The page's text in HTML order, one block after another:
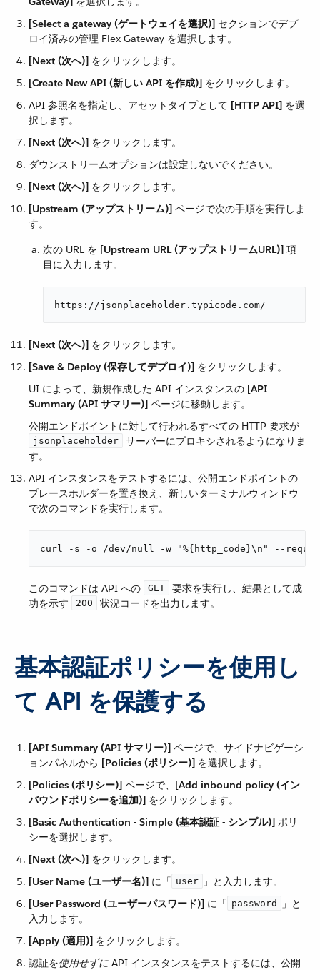
[Select a gateway (ゲートウェイを選択)] ​ セクションでデプ
ロイ済みの管理 Flex Gateway を選択します。
[Next (次へ)] ​ をクリックします。
[Create New API (新しい API を作成)] ​ をクリックします。
API 参照名を指定し、アセットタイプとして ​ [HTTP API] ​ を選
択します。
[Next (次へ)] ​ をクリックします。
ダウンストリームオプションは設定しないでください。
[Next (次へ)] ​ をクリックします。
[Upstream (アップストリーム)] ​ ページで次の手順を実行しま
す。
次の URL を ​ [Upstream URL (アップストリームURL)] ​ 項
目に入力します。
https://jsonplaceholder.typicode.com/
[Next (次へ)] ​ をクリックします。
[Save & Deploy (保存してデプロイ)] ​ をクリックします。
UI によって、新規作成した API インスタンスの ​ [API
Summary (API サマリー)] ​ ページに移動します。
公開エンドポイントに対して行われるすべての HTTP 要求が ​
jsonplaceholder
​ サーバーにプロキシされるようになりま
す。
API インスタンスをテストするには、公開エンドポイントの
プレースホルダーを置き換え、新しいターミナルウィンドウ
で次のコマンドを実行します。
curl -s -o /dev/null -w "%{http_code}\n" --
このコマンドは API への ​ GET
​ 要求を実行し、結果として成
功を示す ​
200 ​ 状況コードを出力します。
基本認証ポリシーを使用し
て API を保護する
[API Summary (API サマリー)] ​ ページで、サイドナビゲーシ
ョンパネルから ​ [Policies (ポリシー)] ​ を選択します。
[Policies (ポリシー)] ​ ページで、​ [Add inbound policy (イン
バウンドポリシーを追加)] ​ をクリックします。
[Basic Authentication - Simple (基本認証 - シンプル)] ​ ポリ
シーを選択します。
[Next (次へ)] ​ をクリックします。
[User Name (ユーザー名)] ​ に「​ user
​」と入力します。
[User Password (ユーザーパスワード)] ​ に「​ password
​」と
入力します。
[Apply (適用)] ​ をクリックします。
認証を​使用せずに ​ API インスタンスをテストするには、公開